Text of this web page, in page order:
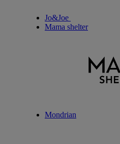
Jo&Joe
Mama shelter
Mondrian